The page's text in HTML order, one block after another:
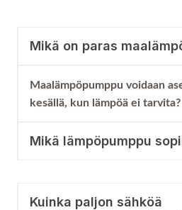
Mikä on paras
Maalämpöpumppu voidaan
kesällä, kun lämpöä ei tarvita?
Mikä lämpöpumppu
Kuinka paljon sähköä